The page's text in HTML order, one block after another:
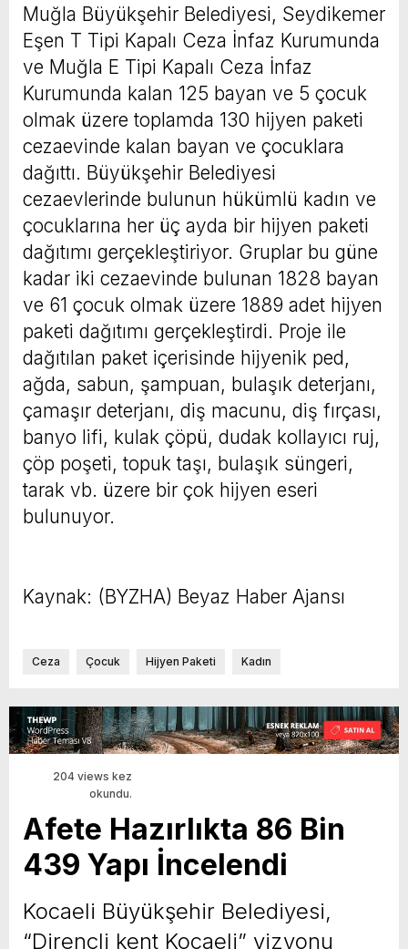
Muğla Büyükşehir Belediyesi, Seydikemer
Eşen T Tipi Kapalı Ceza İnfaz Kurumunda
ve Muğla E Tipi Kapalı Ceza İnfaz
Kurumunda kalan 125 bayan ve 5 çocuk
olmak üzere toplamda 130 hijyen paketi
cezaevinde kalan bayan ve çocuklara
dağıttı. Büyükşehir Belediyesi
cezaevlerinde bulunun hükümlü kadın ve
çocuklarına her üç ayda bir hijyen paketi
dağıtımı gerçekleştiriyor. Gruplar bu güne
kadar iki cezaevinde bulunan 1828 bayan
ve 61 çocuk olmak üzere 1889 adet hijyen
paketi dağıtımı gerçekleştirdi. Proje ile
dağıtılan paket içerisinde hijyenik ped,
ağda, sabun, şampuan, bulaşık deterjanı,
çamaşır deterjanı, diş macunu, diş fırçası,
banyo lifi, kulak çöpü, dudak kollayıcı ruj,
çöp poşeti, topuk taşı, bulaşık süngeri,
tarak vb. üzere bir çok hijyen eseri
bulunuyor.
Kaynak: (BYZHA) Beyaz Haber Ajansı
Ceza Çocuk Hijyen Paketi Kadın
204 views kez
okundu.
Afete Hazırlıkta 86 Bin
439 Yapı İncelendi
Kocaeli Büyükşehir Belediyesi,
“Dirençli kent Kocaeli” vizyonu